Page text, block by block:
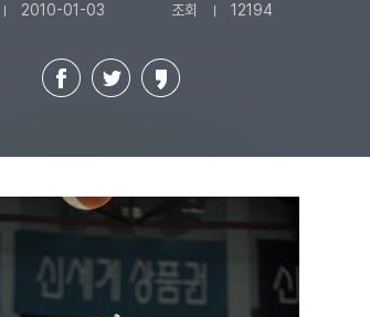
2010-01-03 조회 12194